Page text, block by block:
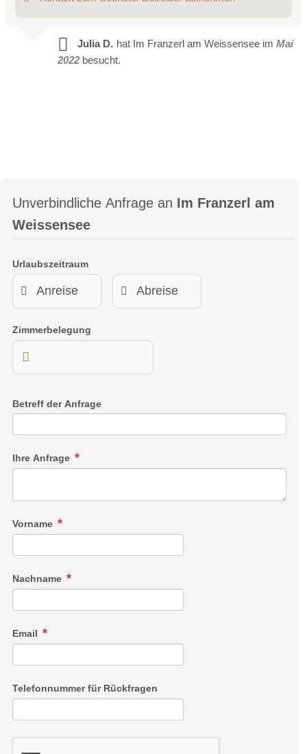
Zum Duschen müsste die allgemeine Brause im
Die Zimmer im Ferienhaus
Julia D. hat Im Franzerl am Weissensee im Mai
2022 besucht.
Unverbindliche Anfrage an Im Franzerl am
Weissensee
Urlaubszeitraum
Zimmerbelegung
Betreff der Anfrage
Ihre Anfrage
Vorname
Nachname
Email
Telefonnummer für Rückfragen